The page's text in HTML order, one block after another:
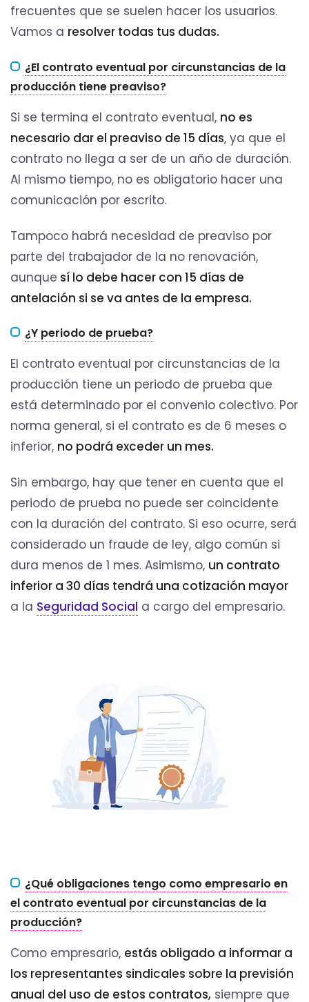
frecuentes que se suelen hacer los usuarios.
Vamos a resolver todas tus dudas.
¿El contrato eventual por circunstancias de la
producción tiene preaviso?
Si se termina el contrato eventual, no es
necesario dar el preaviso de 15 días, ya que el
contrato no llega a ser de un año de duración.
Al mismo tiempo, no es obligatorio hacer una
comunicación por escrito.
Tampoco habrá necesidad de preaviso por
parte del trabajador de la no renovación,
aunque sí lo debe hacer con 15 días de
antelación si se va antes de la empresa.
¿Y periodo de prueba?
El contrato eventual por circunstancias de la
producción tiene un periodo de prueba que
está determinado por el convenio colectivo. Por
norma general, si el contrato es de 6 meses o
inferior, no podrá exceder un mes.
Sin embargo, hay que tener en cuenta que el
periodo de prueba no puede ser coincidente
con la duración del contrato. Si eso ocurre, será
considerado un fraude de ley, algo común si
dura menos de 1 mes. Asimismo, un contrato
inferior a 30 días tendrá una cotización mayor
a la Seguridad Social a cargo del empresario.
¿Qué obligaciones tengo como empresario en
el contrato eventual por circunstancias de la
producción?
Como empresario, estás obligado a informar a
los representantes sindicales sobre la previsión
anual del uso de estos contratos, siempre que